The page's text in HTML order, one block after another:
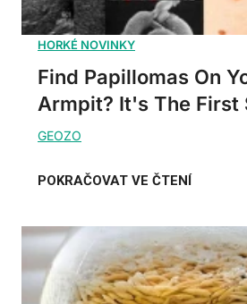
Find Papillomas On
Armpit? It's The First